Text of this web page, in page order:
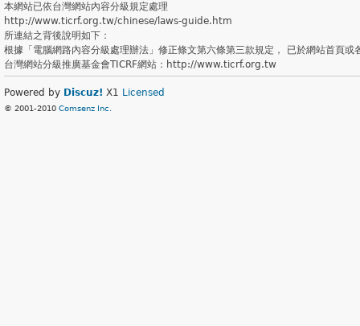
本網站已依台灣網站內容分級規定處理
http://www.ticrf.org.tw/chinese/laws-guide.htm
所連結之背後說明如下：
根據「電腦網路內容分級處理辦法」修正條文第六條第三款規定， 已於網站首頁
台灣網站分級推廣基金會TICRF網站：http://www.ticrf.org.tw
Powered by Discuz! X1 Licensed
© 2001-2010 Comsenz Inc.